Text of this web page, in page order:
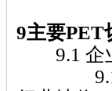
9主要PET
9.1 企
9.1.1 企